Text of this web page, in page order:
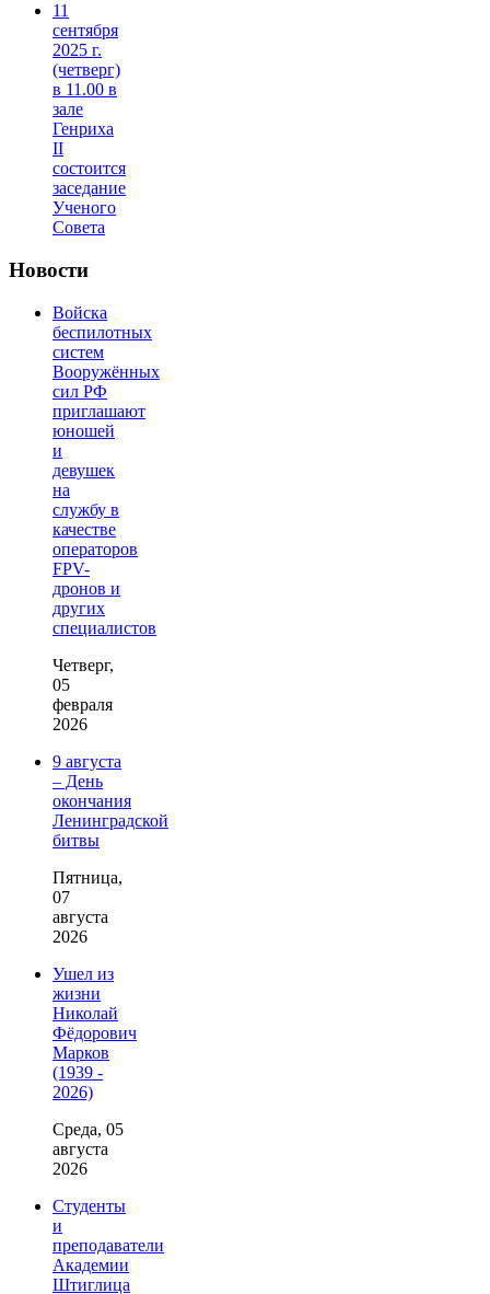
11
сентября
2025 г.
(четверг)
в 11.00 в
зале
Генриха
II
состоится
заседание
Ученого
Совета
Новости
Войска
беспилотных
систем
Вооружённых
сил РФ
приглашают
юношей
и
девушек
на
службу в
качестве
операторов
FPV-
дронов и
других
специалистов
Четверг,
05
февраля
2026
9 августа
– День
окончания
Ленинградской
битвы
Пятница,
07
августа
2026
Ушел из
жизни
Николай
Фёдорович
Марков
(1939 -
2026)
Среда, 05
августа
2026
Студенты
и
преподаватели
Академии
Штиглица